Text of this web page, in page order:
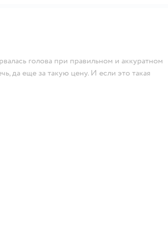
голова при правильном и аккуратном
да еще за такую цену. И если это такая